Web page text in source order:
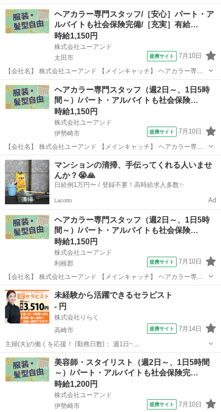
スタッフ（週2日～、1日5時間～）/パート・アルバイトも社会保険完
備！/有給休暇年間１２日間（月１日程度） 【お仕事内容】 ［安中
市］美容室のカラースタッ...
群馬 安中市
ヘアカラー専門スタッフ/［安心］パート・ア
ルバイトも社会保険完備/［充実］有給…
時給1,150円
株式会社ユーアンド
太田市
提携サイト 7月10日
【会社名】 株式会社ユーアンド 【メインキャッチ】 ヘアカラー専門
スタッフ/［安心］パート・アルバイトも社会保険完備/［充実］有給休
暇年間１２日間（月１日程） 【お仕事内容】 ［太田市丸山町］美容室
のカラースタッフ ＝＝...
群馬 太田市
ヘアカラー専門スタッフ（週2日～、1日5時
間～）/パート・アルバイトも社会保険…
時給1,150円
株式会社ユーアンド
伊勢崎市
提携サイト 7月10日
【会社名】 株式会社ユーアンド 【メインキャッチ】 ヘアカラー専門
スタッフ（週2日～、1日5時間～）/パート・アルバイトも社会保険完
備！/有給休暇年間１２日間（月１日程度） 【お仕事内容】 ［伊勢崎
市］美容室のカラースタ...
群馬 伊勢崎市
マンションの清掃、手伝ってくれる人いませ
んか？😭🙏
日給例1万円〜 / 登録不要！高時給求人多数✨
Lacotto Ad
ヘアカラー専門スタッフ（週2日～、1日5時
間～）/パート・アルバイトも社会保険…
時給1,150円
株式会社ユーアンド
利根郡
提携サイト 7月10日
【会社名】 株式会社ユーアンド 【メインキャッチ】 ヘアカラー専門
スタッフ（週2日～、1日5時間～）/パート・アルバイトも社会保険完
備！/有給休暇年間１２日間（月１日程度） 【お仕事内容】 ［利根郡
みなかみ町］美容室のカ...
群馬 利根郡 エステ
未経験から活躍できるセラピスト
- 円
株式会社りらく
高崎市
提携サイト 7月14日
主婦(夫)の働くを応援！ [勤務日数]： 週1日~
10:00~16:00/10:00~15:00/10:00~17:00/13:00~18:00/15:00~23:00 月/
火/水/木/金/土/日 などから選べます [...
群馬 高崎市 マッサージ
美容師・スタイリスト（週2日～、1日5時間
～）/パート・アルバイトも社会保険完…
時給1,200円
株式会社ユーアンド
伊勢崎市
提携サイト 7月10日